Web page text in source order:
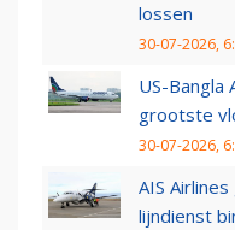
lossen
30-07-2026,
US-Bangla
grootste
30-07-2026,
AIS
lijndienst